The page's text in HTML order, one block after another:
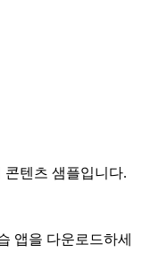
콘텐츠 샘플입니다.
앱을 다운로드하세